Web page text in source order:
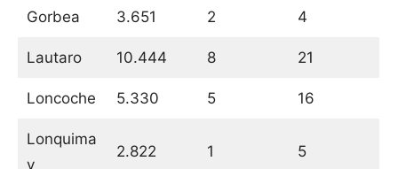
Gorbea 3.651 2 4
Lautaro 10.444 8 21
Loncoche 5.330 5 16
Lonquima
y
2.822 1 5